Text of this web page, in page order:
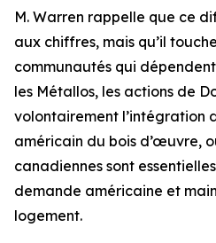
M. Warren rappelle que ce
aux chiffres, mais qu’il
communautés qui
les Métallos, les actions de
volontairement l’intégration
américain du bois d’œuvre,
canadiennes sont
demande américaine et
logement.